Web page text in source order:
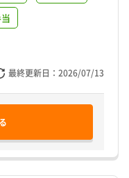
最終更新日： 2026/07/13